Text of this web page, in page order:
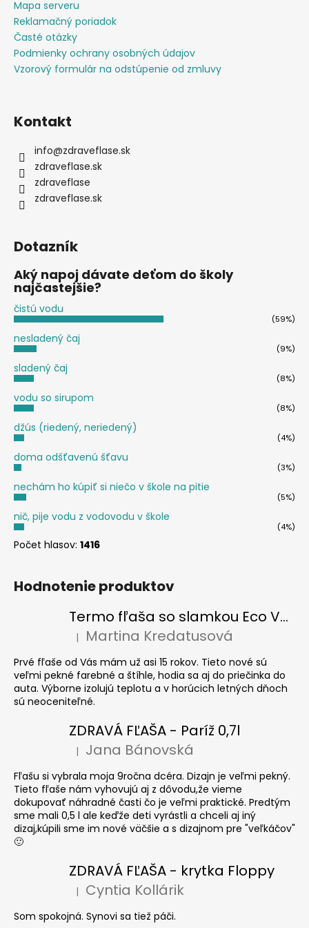
Mapa serveru
Reklamačný poriadok
Časté otázky
Podmienky ochrany osobných údajov
Vzorový formulár na odstúpenie od zmluvy
Kontakt
info@zdraveflase.sk
zdraveflase.sk
zdraveflase
zdraveflase.sk
Dotazník
Aký napoj dávate deťom do školy
najčastejšie?
čistú vodu
(59%)
nesladený čaj
(9%)
sladený čaj
(8%)
vodu so sirupom
(8%)
džús (riedený, neriedený)
(4%)
doma odšťavenú šťavu
(3%)
nechám ho kúpiť si niečo v škole na pitie
(5%)
nič, pije vodu z vodovodu v škole
(4%)
Počet hlasov: 1416
Hodnotenie produktov
Termo fľaša so slamkou Eco Vessel SUMMIT 700 ml Floral Puff
Hodnotenie produktu je 5 z 5 hviezdičiek.
| Martina Kredatusová
Prvé fľaše od Vás mám už asi 15 rokov. Tieto nové sú
veľmi pekné farebné a štíhle, hodia sa aj do priečinka do
auta. Výborne izolujú teplotu a v horúcich letných dňoch
sú neoceniteľné.
ZDRAVÁ FĽAŠA - Paríž 0,7l
Hodnotenie produktu je 5 z 5 hviezdičiek.
| Jana Bánovská
Fľašu si vybrala moja 9ročna dcéra. Dizajn je veľmi pekný.
Tieto fľaše nám vyhovujú aj z dôvodu,že vieme
dokupovať náhradné časti čo je veľmi praktické. Predtým
sme mali 0,5 l ale keďže deti vyrástli a chceli aj iný
dizaj,kúpili sme im nové väčšie a s dizajnom pre "veľkáčov"
🙂
ZDRAVÁ FĽAŠA - krytka Floppy
Hodnotenie produktu je 5 z 5 hviezdičiek.
| Cyntia Kollárik
Som spokojná. Synovi sa tiež páči.